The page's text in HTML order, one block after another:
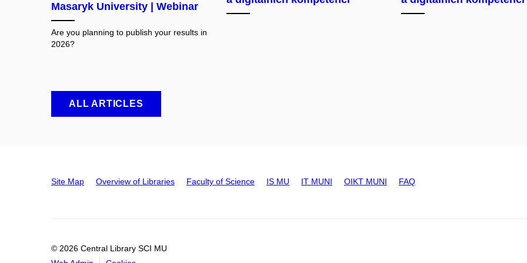
Masaryk University | Webinar
Are you planning to publish your results in
2026?
ALL ARTICLES
Site Map Overview of Libraries Faculty of Science IS MU IT MUNI OIKT MUNI FAQ
© 2026 Central Library SCI MU